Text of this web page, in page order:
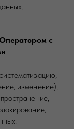
с
изменение),